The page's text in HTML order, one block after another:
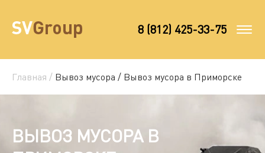
8 (812) 425-33-75
Главная / Вывоз мусора / Вывоз мусора в Приморске
ВЫВОЗ МУСОРА В